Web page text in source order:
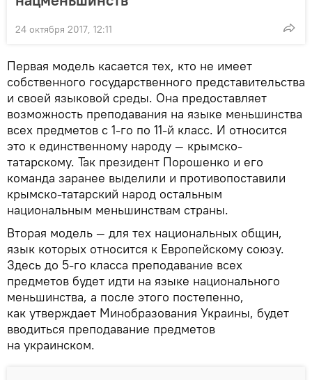
24 октября 2017, 12:11
Первая модель касается тех, кто не имеет
собственного государственного представительства
и своей языковой среды. Она предоставляет
возможность преподавания на языке меньшинства
всех предметов с 1-го по 11-й класс. И относится
это к единственному народу — крымско-
татарскому. Так президент Порошенко и его
команда заранее выделили и противопоставили
крымско-татарский народ остальным
национальным меньшинствам страны.
Вторая модель — для тех национальных общин,
язык которых относится к Европейскому союзу.
Здесь до 5-го класса преподавание всех
предметов будет идти на языке национального
меньшинства, а после этого постепенно,
как утверждает Минобразования Украины, будет
вводиться преподавание предметов
на украинском.